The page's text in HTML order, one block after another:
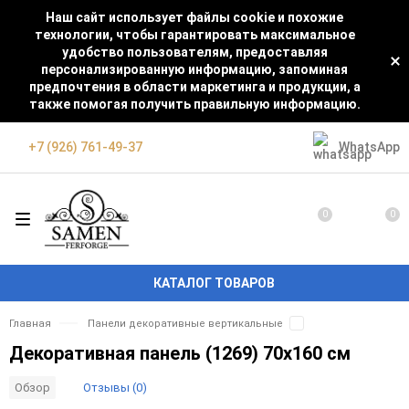
Наш сайт использует файлы cookie и похожие
технологии, чтобы гарантировать максимальное
удобство пользователям, предоставляя
персонализированную информацию, запоминая
предпочтения в области маркетинга и продукции, а
также помогая получить правильную информацию.
+7 (926) 761-49-37 WhatsApp
КАТАЛОГ ТОВАРОВ
0 0
Главная Панели декоративные вертикальные
Декоративная панель (1269) 70x160 см
Обзор Отзывы (0)